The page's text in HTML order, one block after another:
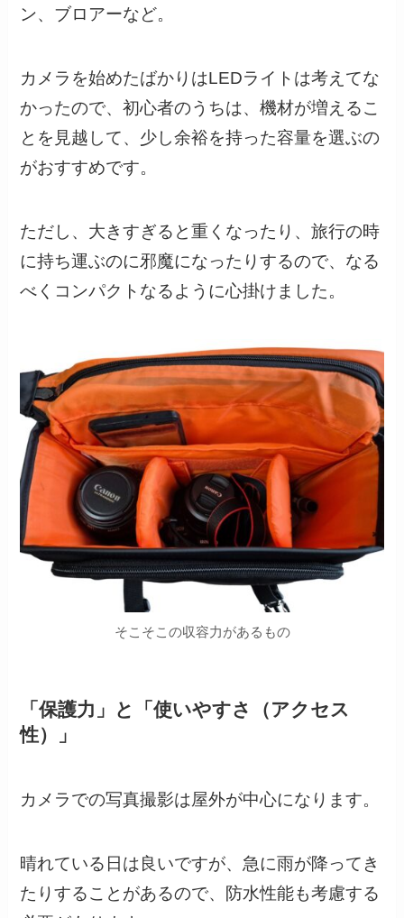
ン、ブロアーなど。
カメラを始めたばかりはLEDライトは考えてな
かったので、初心者のうちは、機材が増えるこ
とを見越して、少し余裕を持った容量を選ぶの
がおすすめです。
ただし、大きすぎると重くなったり、旅行の時
に持ち運ぶのに邪魔になったりするので、なる
べくコンパクトなるように心掛けました。
そこそこの収容力があるもの
「保護力」と「使いやすさ（アクセス
性）」
カメラでの写真撮影は屋外が中心になります。
晴れている日は良いですが、急に雨が降ってき
たりすることがあるので、防水性能も考慮する